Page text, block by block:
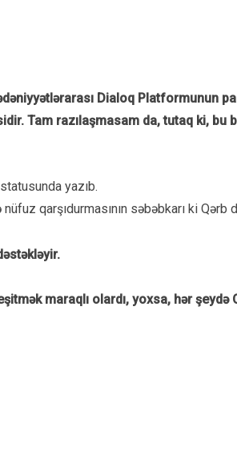
Dialoq Platformunun
Tam razılaşmasam da, tutaq ki, bu
yazıb.
qarşıdurmasının səbəbkarı ki Qərb
maraqlı olardı, yoxsa, hər